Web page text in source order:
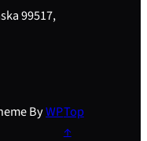
99517,
ByWPTop
↑